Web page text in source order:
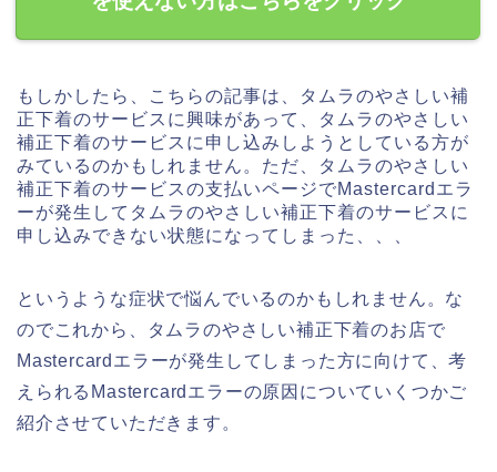
もしかしたら、こちらの記事は、タムラのやさしい補
正下着のサービスに興味があって、タムラのやさしい
補正下着のサービスに申し込みしようとしている方が
みているのかもしれません。ただ、タムラのやさしい
補正下着のサービスの支払いページでMastercardエラ
ーが発生してタムラのやさしい補正下着のサービスに
申し込みできない状態になってしまった、、、
というような症状で悩んでいるのかもしれません。な
のでこれから、タムラのやさしい補正下着のお店で
Mastercardエラーが発生してしまった方に向けて、考
えられるMastercardエラーの原因についていくつかご
紹介させていただきます。